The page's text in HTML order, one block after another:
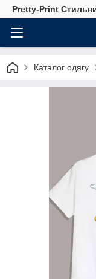
Pretty-Print
Каталог одягу